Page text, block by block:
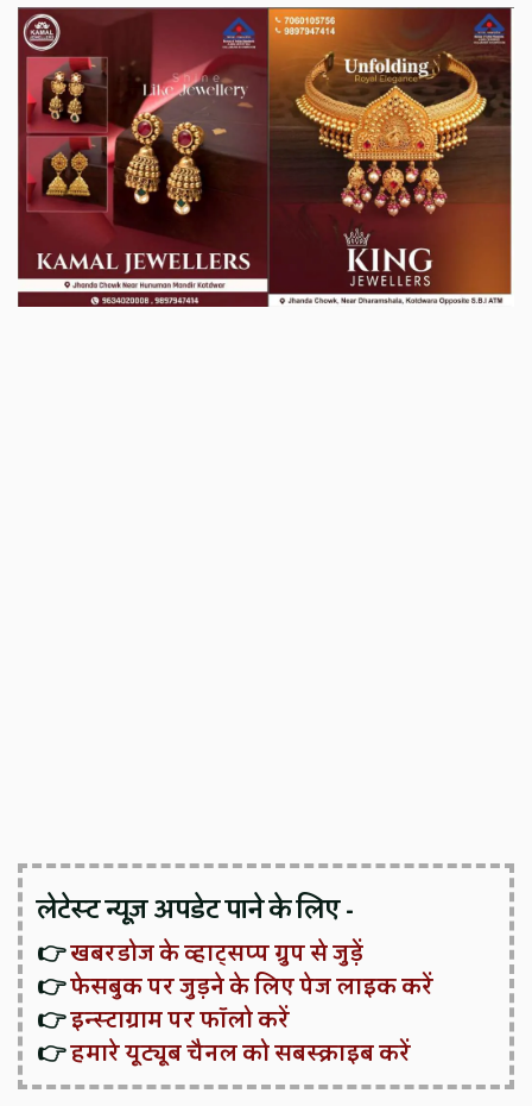
लेटेस्ट न्यूज़ अपडेट पाने के लिए -
👉खबरडोज के व्हाट्सप्प ग्रुप से जुड़ें
👉फेसबुक पर जुड़ने के लिए पेज लाइक करें
👉इन्स्टाग्राम पर फॉलो करें
👉हमारे यूट्यूब चैनल को सबस्क्राइब करें